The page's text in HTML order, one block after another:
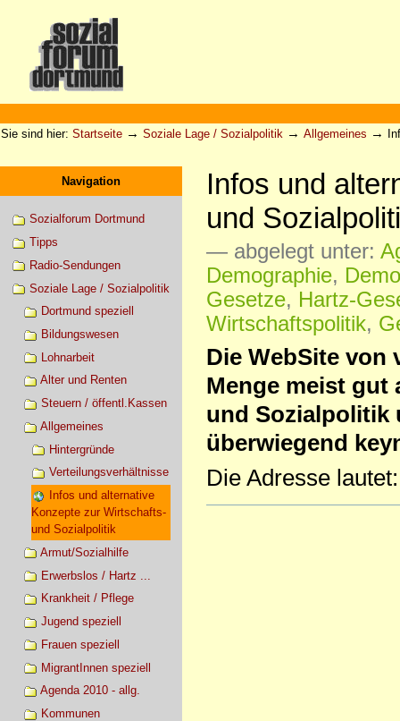
Werkzeuge
Sie sind hier: Startseite → Soziale Lage / Sozialpolitik → Allgemeines →
Navigation
Sozialforum Dortmund
Tipps
Radio-Sendungen
Soziale Lage / Sozialpolitik
Dortmund speziell
Bildungswesen
Lohnarbeit
Alter und Renten
Steuern / öffentl.Kassen
Allgemeines
Hintergründe
Verteilungsverhältnisse
Infos und alternative
Konzepte zur Wirtschafts-
und Sozialpolitik
Armut/Sozialhilfe
Erwerbslos / Hartz ...
Krankheit / Pflege
Jugend speziell
Frauen speziell
MigrantInnen speziell
Agenda 2010 - allg.
Kommunen
Infos und
und
— abgelegt unter:
Demographie,
Gesetze, Hartz-
Wirtschaftspolitik,
Die WebSite
Menge meist gut
und Sozialpolitik
überwiegend
Die Adresse lautet: